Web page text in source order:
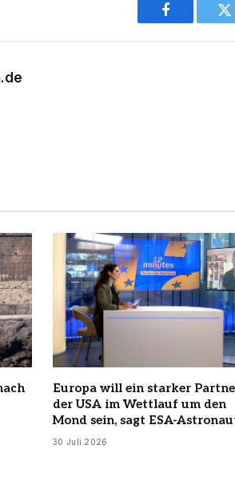
Facebook
Europa will ein starker
der USA im Wettlauf um den
Mond sein, sagt ESA-
30 Juli 2026